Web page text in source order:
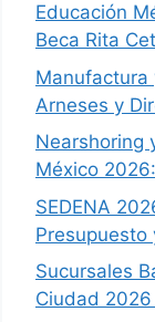
Educación
Beca Rita
Manufactura
Arneses y
Nearshoring
México
SEDENA
Presupuesto
Sucursales
Ciudad